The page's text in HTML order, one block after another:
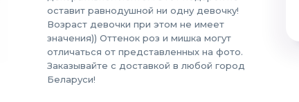
оставит равнодушной ни одну девочку!
Возраст девочки при этом не имеет
значения)) Оттенок роз и мишка могут
отличаться от представленных на фото.
Заказывайте с доставкой в любой город
Беларуси!